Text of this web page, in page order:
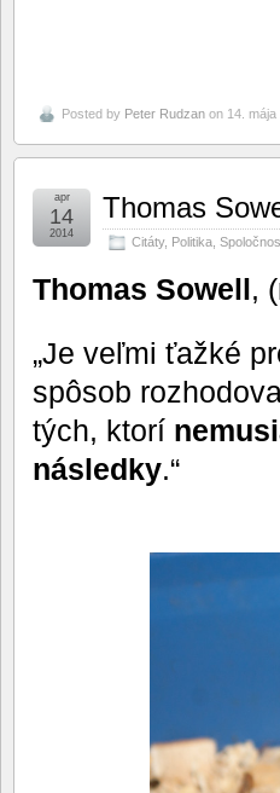
Posted by Peter Rudzan on 14. mája
Thomas
Citáty, Politika
apr
14
2014
Thomas Sowell,
„Je veľmi ťažké
spôsob
tých, ktorí
následky.“